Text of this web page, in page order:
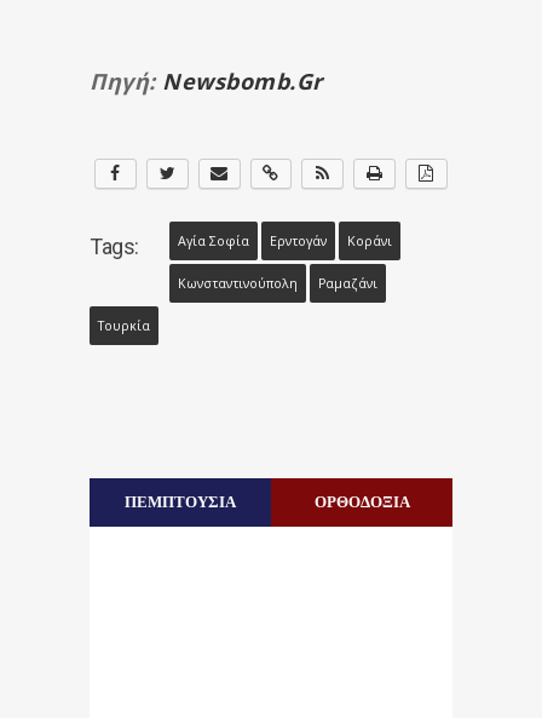
Πηγή: Newsbomb.gr
Tags: Αγία Σοφία Ερντογάν Κοράνι
Κωνσταντινούπολη Ραμαζάνι
Τουρκία
ΠΕΜΠΤΟΥΣΙΑ ΟΡΘΟΔΟΞΙΑ